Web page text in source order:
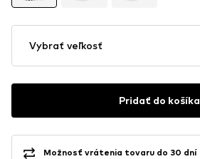
Vybrať veľkosť
Pridať do košíka
Možnosť vrátenia tovaru do 30 dní